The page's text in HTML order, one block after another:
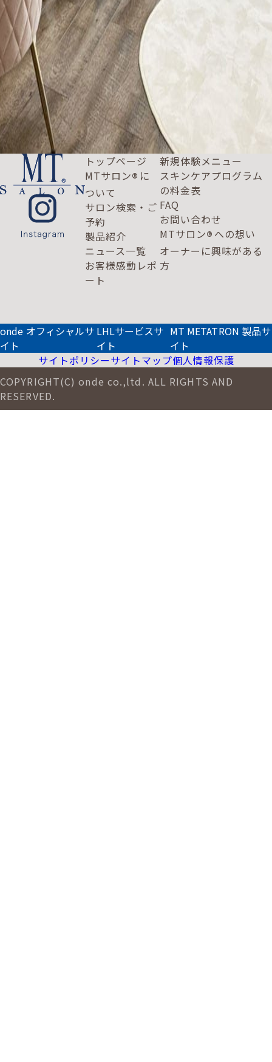
トップページ
MTサロン® に
ついて
サロン検索・ご
予約
製品紹介
ニュース一覧
お客様感動レポ
ート
新規体験メニュー
スキンケアプログラム
の料金表
FAQ
お問い合わせ
MTサロン® への想い
オーナーに興味がある
方
onde オフィシャルサ
イト
LHLサービスサ
イト
MT METATRON 製品サ
イト
サイトポリシーサイトマップ個人情報保護
COPYRIGHT(C) onde co.,ltd. ALL RIGHTS AND
RESERVED.